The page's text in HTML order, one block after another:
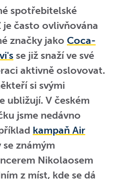
spotřebitelské
je často ovlivňována
značky jako Coca-
se již snaží ve své
aktivně oslovovat.
si svými
ubližují. V českém
jsme nedávno
kampaň Air
známým
Nikolaosem
z míst, kde se dá